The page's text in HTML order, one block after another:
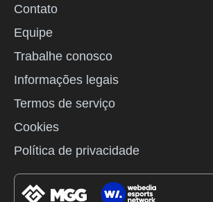
Contato
Equipe
Trabalhe conosco
Informações legais
Termos de serviço
Cookies
Política de privacidade